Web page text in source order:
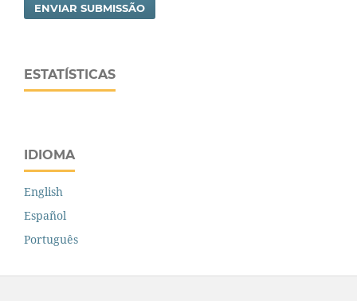
ENVIAR SUBMISSÃO
ESTATÍSTICAS
IDIOMA
English
Español
Português